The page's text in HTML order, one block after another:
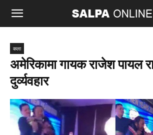
कला
अमेरिकामा गायक राजेश पायल
दुर्व्यवहार